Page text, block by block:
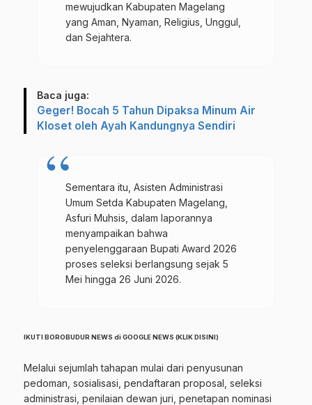
mewujudkan Kabupaten Magelang
yang Aman, Nyaman, Religius, Unggul,
dan Sejahtera.
Baca juga:
Geger! Bocah 5 Tahun Dipaksa Minum Air
Kloset oleh Ayah Kandungnya Sendiri
Sementara itu, Asisten Administrasi
Umum Setda Kabupaten Magelang,
Asfuri Muhsis, dalam laporannya
menyampaikan bahwa
penyelenggaraan Bupati Award 2026
proses seleksi berlangsung sejak 5
Mei hingga 26 Juni 2026.
IKUTI BOROBUDUR NEWS di GOOGLE NEWS (KLIK DISINI)
Melalui sejumlah tahapan mulai dari penyusunan
pedoman, sosialisasi, pendaftaran proposal, seleksi
administrasi, penilaian dewan juri, penetapan nominasi